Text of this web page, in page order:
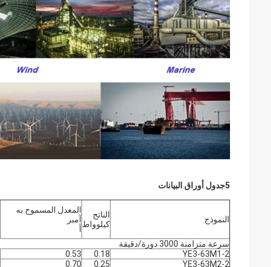
5جدول أوراق البيانات
النموذج
الناتج
كيلوواط
المعدل المسموح به
آمبر
أ
سرعة متزامنة 3000 دورة/دقيقة
YE3-63M1-2
0.18
0.53
YE3-63M2-2
0.25
0.70